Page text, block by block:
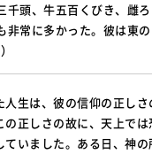
千頭、牛五百くびき、雌
非常に多かった。彼は東
人生は、彼の信仰の正しさ
の正しさの故に、天上で
いました。ある日、神